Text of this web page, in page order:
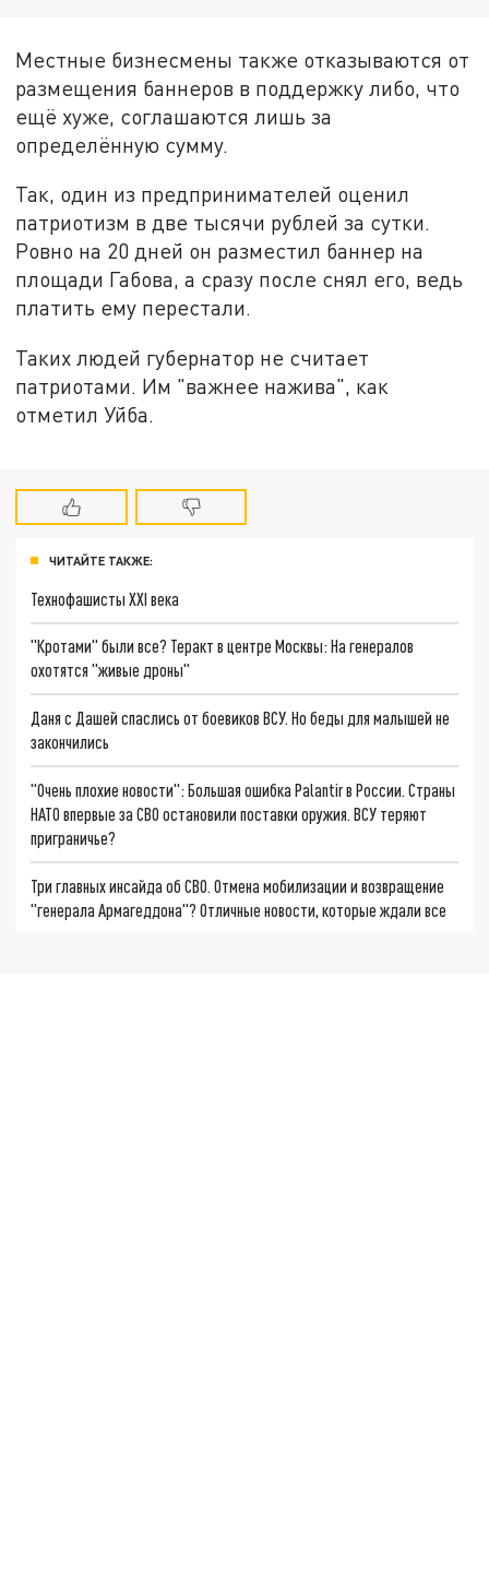
Местные бизнесмены также отказываются от
размещения баннеров в поддержку либо, что
ещё хуже, соглашаются лишь за
определённую сумму.
Так, один из предпринимателей оценил
патриотизм в две тысячи рублей за сутки.
Ровно на 20 дней он разместил баннер на
площади Габова, а сразу после снял его, ведь
платить ему перестали.
Таких людей губернатор не считает
патриотами. Им "важнее нажива", как
отметил Уйба.
ЧИТАЙТЕ ТАКЖЕ:
Технофашисты XXI века
"Кротами" были все? Теракт в центре Москвы: На генералов
охотятся "живые дроны"
Даня с Дашей спаслись от боевиков ВСУ. Но беды для малышей не
закончились
"Очень плохие новости": Большая ошибка Palantir в России. Страны
НАТО впервые за СВО остановили поставки оружия. ВСУ теряют
приграничье?
Три главных инсайда об СВО. Отмена мобилизации и возвращение
"генерала Армагеддона"? Отличные новости, которые ждали все